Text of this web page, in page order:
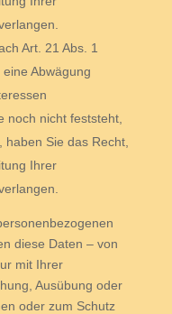
Art. 21 Abs. 1
Abwägung
noch nicht feststeht,
Sie das Recht,
Ihrer
diese Daten – von
mit Ihrer
Ausübung oder
oder zum Schutz